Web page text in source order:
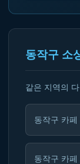
동작구 소
같은 지역의
동작구 카
동작구 카페